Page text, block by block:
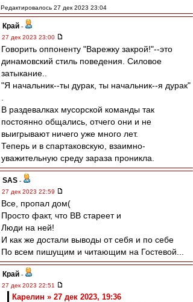
Редактировалось 27 дек 2023 23:04
Край -
27 дек 2023 23:00
Говорить оппоненту "Варежку закрой!"--это
динамовский стиль поведения. Силовое
затыкание..
"Я начальник--ты дурак, ты начальник--я дурак"
В раздевалках мусорской команды так
постоянно общались, отчего они и не
выигрывают ничего уже много лет.
Теперь и в спартаковскую, взаимно-
уважительную среду зараза проникла.
SAS -
27 дек 2023 22:59
Все, пропал дом(
Просто факт, что ВВ стареет и
Люди на ней!
И как же достали выводы от себя и по себе
По всем пишущим и читающим на Гостевой...
Край -
27 дек 2023 22:51
Карелин » 27 дек 2023, 19:36